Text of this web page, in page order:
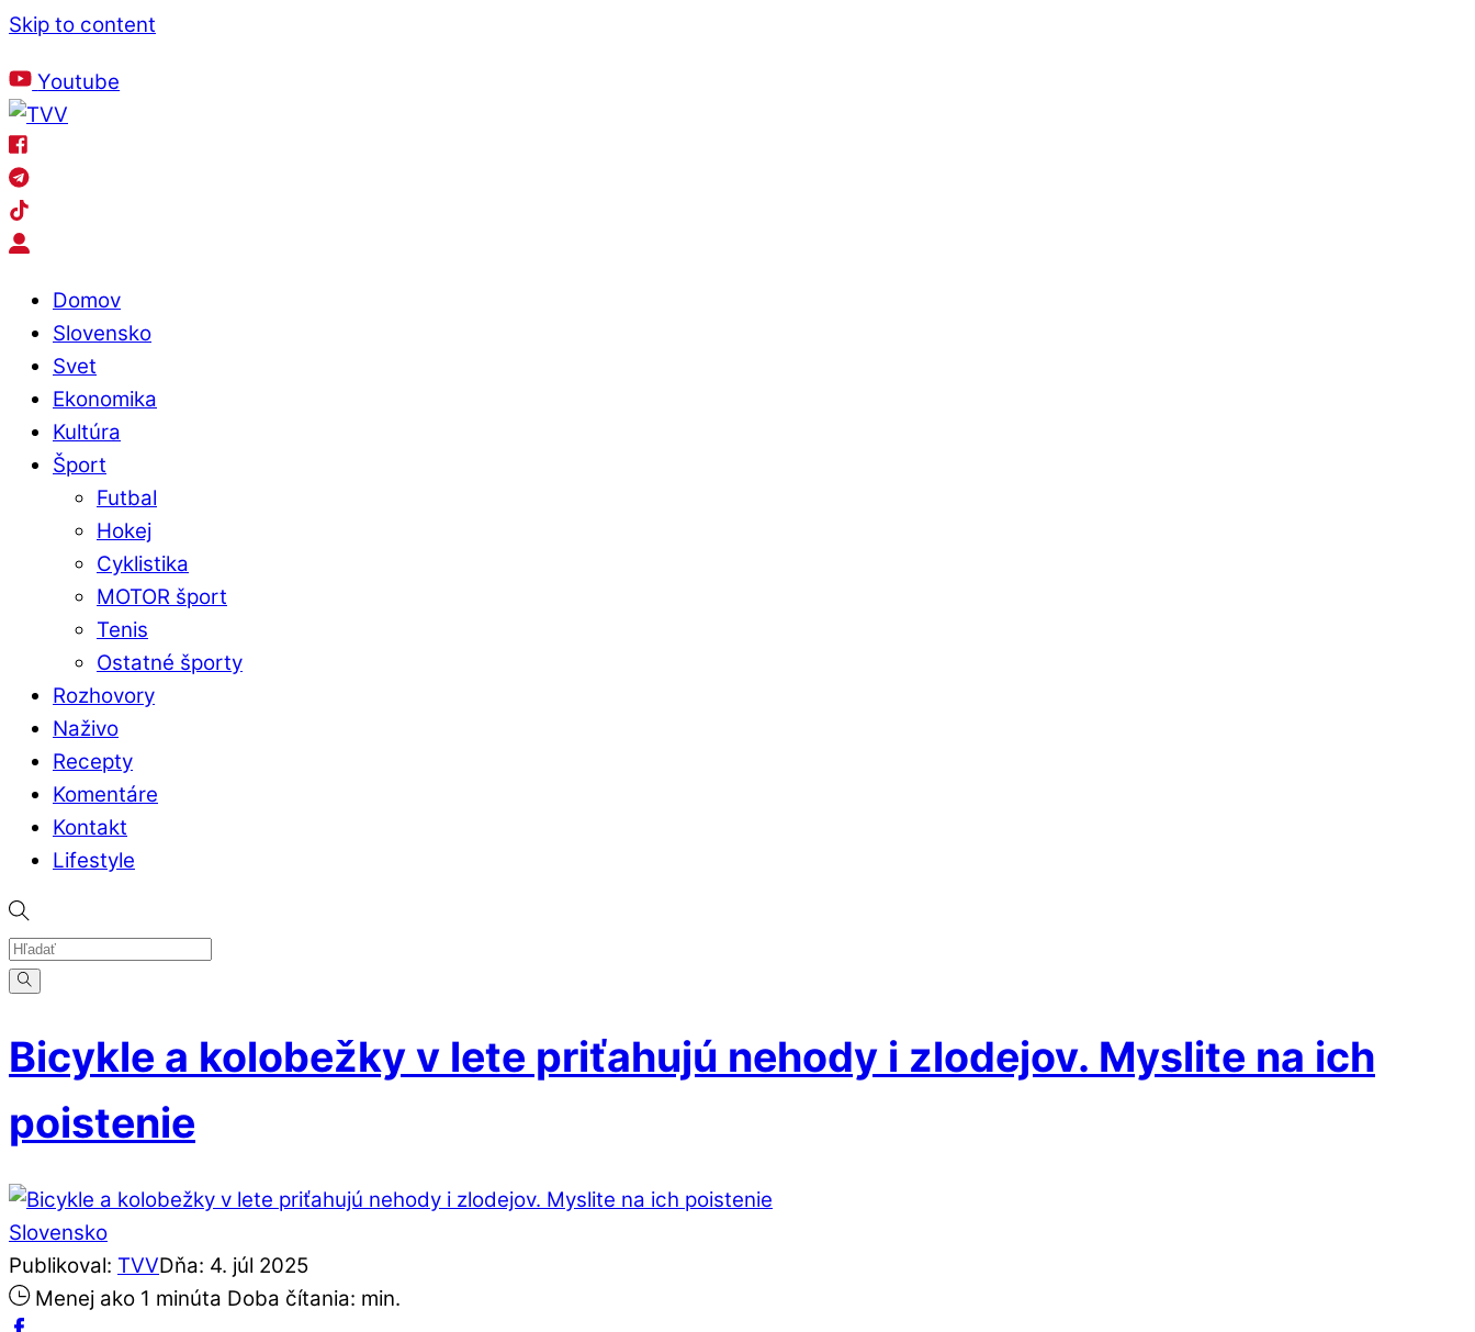
Skip to content
Youtube
Domov
Slovensko
Svet
Ekonomika
Kultúra
Šport
Futbal
Hokej
Cyklistika
MOTOR šport
Tenis
Ostatné športy
Rozhovory
Naživo
Recepty
Komentáre
Kontakt
Lifestyle
Bicykle a kolobežky v lete priťahujú nehody i zlodejov. Myslite na ich
poistenie
Slovensko
Publikoval: TVVDňa: 4. júl 2025
Menej ako 1 minúta Doba čítania: min.